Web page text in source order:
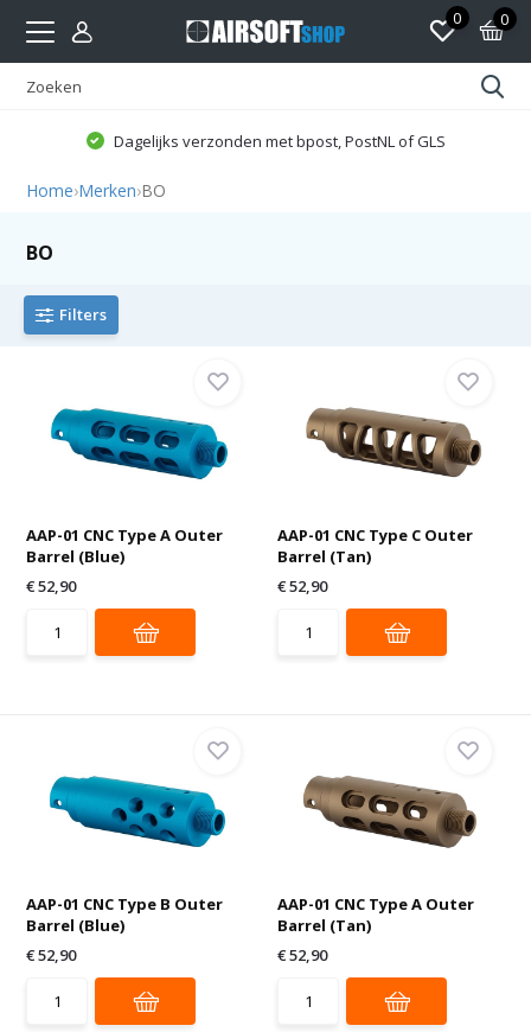
0 0
Dagelijks verzonden met bpost, PostNL of GLS
Home›Merken›BO
BO
Filters
AAP-01 CNC Type A Outer
Barrel (Blue)
€ 52,90
AAP-01 CNC Type C Outer
Barrel (Tan)
€ 52,90
AAP-01 CNC Type B Outer
Barrel (Blue)
€ 52,90
AAP-01 CNC Type A Outer
Barrel (Tan)
€ 52,90